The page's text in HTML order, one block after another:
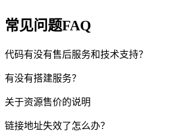
常见问题FAQ
代码有没有售后服务和技术支持？
有没有搭建服务？
关于资源售价的说明
链接地址失效了怎么办？